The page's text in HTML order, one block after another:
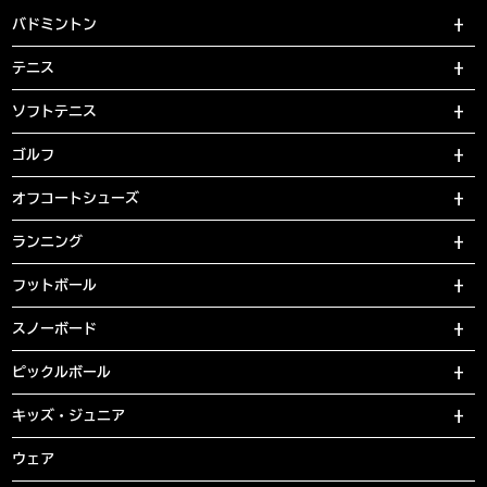
バドミントン
テニス
ソフトテニス
ゴルフ
オフコートシューズ
ランニング
フットボール
スノーボード
ピックルボール
キッズ・ジュニア
ウェア